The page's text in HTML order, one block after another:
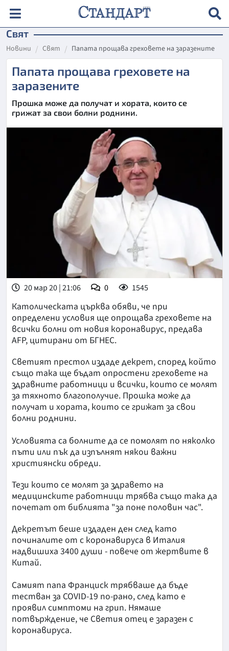
Свят
Новини Свят Папата прощава греховете на заразените
Папата прощава греховете на
заразените
Прошка може да получат и хората, които се
грижат за свои болни роднини.
20 мар 20 | 21:06 0 1545
Католическата църква обяви, че при
определени условия ще опрощава греховете на
всички болни от новия коронавирус, предава
AFP, цитирани от БГНЕС.
Светият престол издаде декрет, според който
също така ще бъдат опростени греховете на
здравните работници и всички, които се молят
за тяхното благополучие. Прошка може да
получат и хората, които се грижат за свои
болни роднини.
Условията са болните да се помолят по няколко
пъти или пък да изпълнят някои важни
християнски обреди.
Тези които се молят за здравето на
медицинските работници трябва също така да
почетат от библията "за поне половин час".
Декретът беше издаден ден след като
починалите от с коронавируса в Италия
надвишиха 3400 души - повече от жертвите в
Китай.
Самият папа Франциск трябваше да бъде
тестван за COVID-19 по-рано, след като е
проявил симптоми на грип. Нямаше
потвърждение, че Светия отец е заразен с
коронавируса.